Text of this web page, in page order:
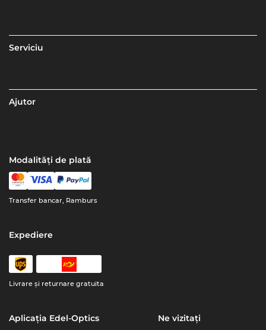
Serviciu
Ajutor
Modalități de plată
Transfer bancar, Ramburs
Expediere
Livrare şi returnare gratuita
Aplicația Edel-Optics Ne vizitați